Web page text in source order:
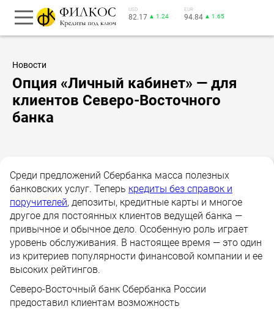
USD
82.17 ▲ 1.24
EUR
94.84 ▲ 1.65
Новости
Опция «Личный кабинет» — для
клиентов Северо-Восточного
банка
Среди предложений Сбербанка масса полезных
банковских услуг. Теперь кредиты без справок и
поручителей, депозиты, кредитные карты и многое
другое для постоянных клиентов ведущей банка —
привычное и обычное дело. Особенную роль играет
уровень обслуживания. В настоящее время — это один
из критериев популярности финансовой компании и ее
высоких рейтингов.
Северо-Восточный банк Сбербанка России
предоставил клиентам возможность